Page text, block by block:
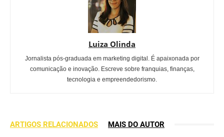
Luiza Olinda
Jornalista pós-graduada em marketing digital. É apaixonada por
comunicação e inovação. Escreve sobre franquias, finanças,
tecnologia e empreendedorismo.
ARTIGOS RELACIONADOS MAIS DO AUTOR